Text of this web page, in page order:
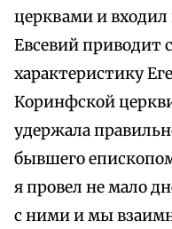
церквами и
Евсевий приводит
характеристику
Коринфской
удержала
бывшего
я провел не мало
с ними и мы